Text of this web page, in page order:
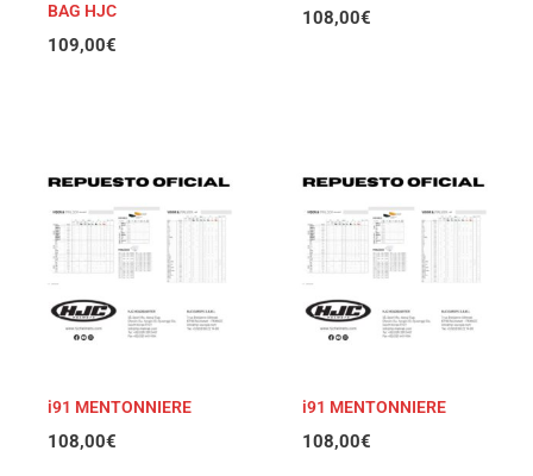
BAG HJC
109,00€
108,00€
i91 MENTONNIERE
108,00€
i91 MENTONNIERE
108,00€